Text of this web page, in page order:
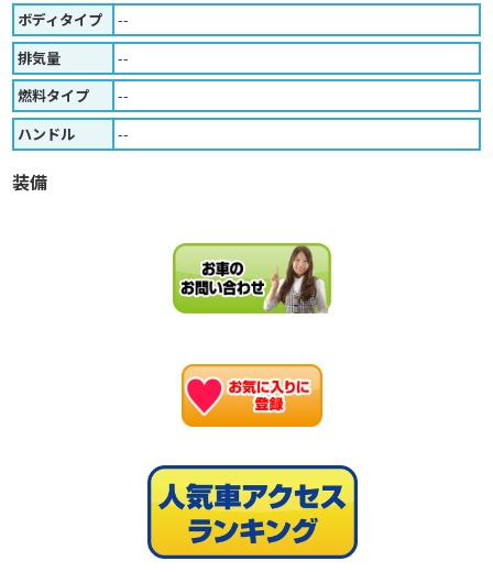
ボディタイプ
--
排気量
--
燃料タイプ
--
ハンドル
--
装備